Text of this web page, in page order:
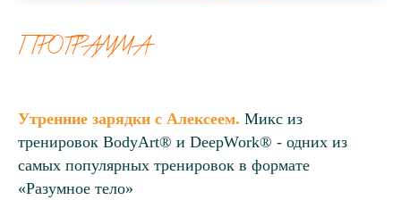
ПРОГРАММА
Утренние зарядки с Алексеем. Микс из
тренировок BodyArt® и DeepWork® - одних из
самых популярных тренировок в формате
«Разумное тело»